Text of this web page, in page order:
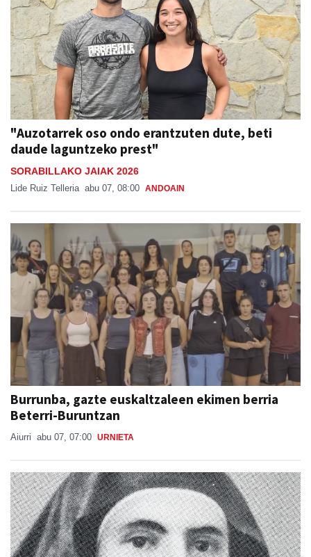
"Auzotarrek oso ondo erantzuten dute, beti
daude laguntzeko prest"
SORABILLAKO JAIAK 2026
Lide Ruiz Telleria abu 07, 08:00
Burrunba, gazte euskaltzaleen ekimen berria
Beterri-Buruntzan
Aiurri abu 07, 07:00